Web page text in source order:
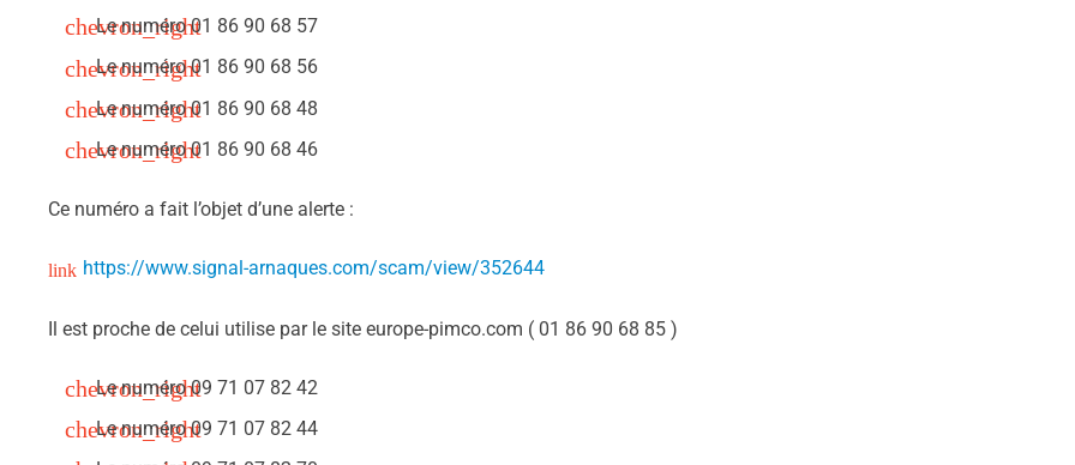
Le numéro 01 86 90 68 57
Le numéro 01 86 90 68 56
Le numéro 01 86 90 68 48
Le numéro 01 86 90 68 46
Ce numéro a fait l’objet d’une alerte :
https://www.signal-arnaques.com/scam/view/352644
Il est proche de celui utilise par le site europe-pimco.com ( 01 86 90 68 85 )
Le numéro09 71 07 82 42
Le numéro 09 71 07 82 44